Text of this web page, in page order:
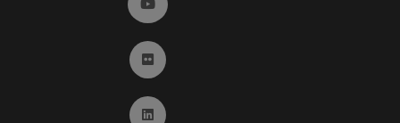
Ir a YouTube (abre en ventana nueva)
Ir a Flickr (abre en ventana nueva)
Ir a Linkedin (abre en ventana nueva)